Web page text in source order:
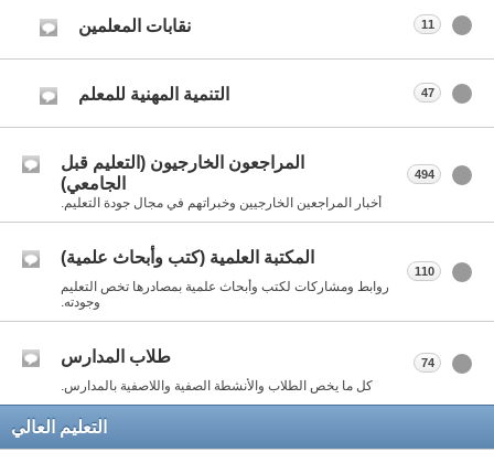
نقابات المعلمين 11
التنمية المهنية للمعلم 47
المراجعون الخارجيون (التعليم قبل
الجامعي)
أخبار المراجعين الخارجيين وخبراتهم في مجال جودة التعليم.
494
المكتبة العلمية (كتب وأبحاث علمية)
روابط ومشاركات لكتب وأبحاث علمية بمصادرها تخص التعليم
وجودته.
110
طلاب المدارس
كل ما يخص الطلاب والأنشطة الصفية واللاصفية بالمدارس.
74
التعليم العالي